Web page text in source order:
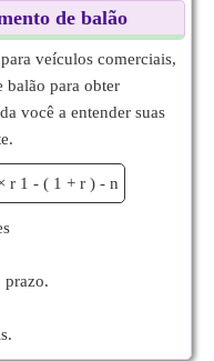
de balão
veículos comerciais,
balão para obter
você a entender suas
r 1 - ( 1 + r ) - n
prazo.